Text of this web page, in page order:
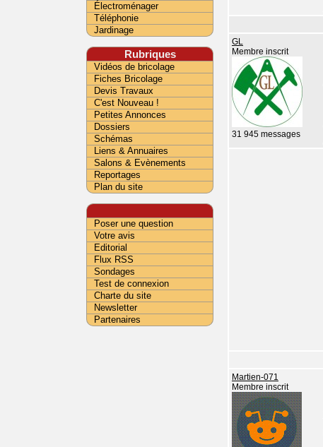
GL
Membre inscrit
31 945 messages
Martien-071
Membre inscrit
Électroménager
Téléphonie
Jardinage
Rubriques
Vidéos de bricolage
Fiches Bricolage
Devis Travaux
C'est Nouveau !
Petites Annonces
Dossiers
Schémas
Liens & Annuaires
Salons & Evènements
Reportages
Plan du site
Poser une question
Votre avis
Editorial
Flux RSS
Sondages
Test de connexion
Charte du site
Newsletter
Partenaires